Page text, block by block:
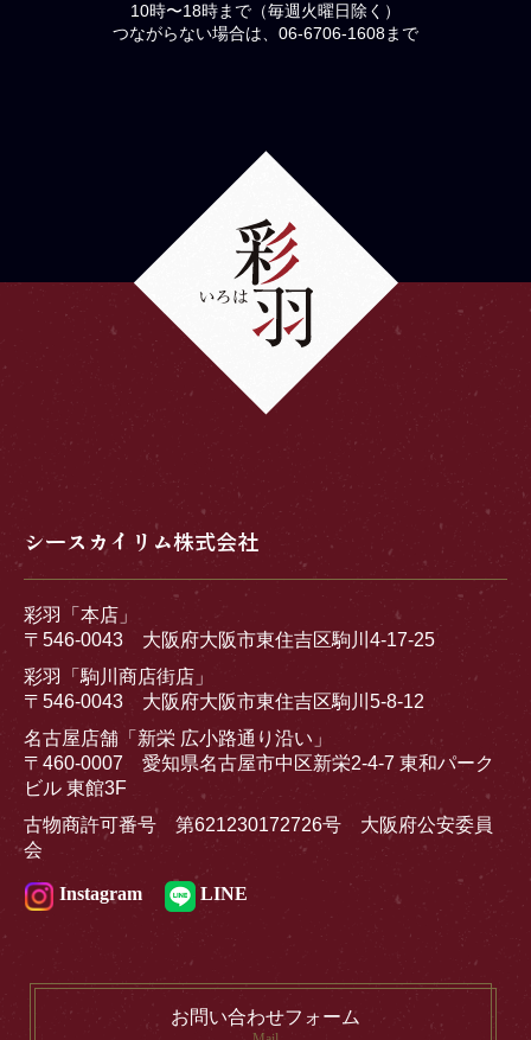
10時〜18時まで（毎週火曜日除く）
つながらない場合は、06-6706-1608まで
シースカイリム株式会社
彩羽「本店」
〒546-0043 大阪府大阪市東住吉区駒川4-17-25
彩羽「駒川商店街店」
〒546-0043 大阪府大阪市東住吉区駒川5-8-12
名古屋店舗「新栄 広小路通り沿い」
〒460-0007 愛知県名古屋市中区新栄2-4-7 東和パーク
ビル 東館3F
古物商許可番号 第621230172726号 大阪府公安委員
会
Instagram LINE
お問い合わせフォーム